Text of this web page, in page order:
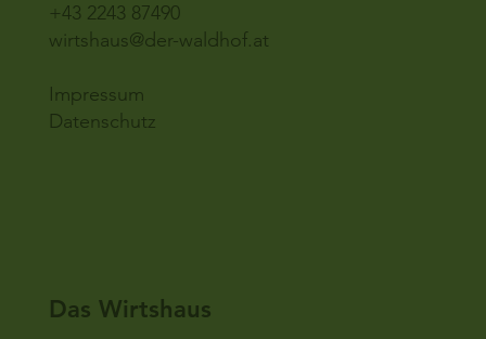
+43 2243 87490
wirtshaus@der-waldhof.at
Impressum
Datenschutz
Das Wirtshaus